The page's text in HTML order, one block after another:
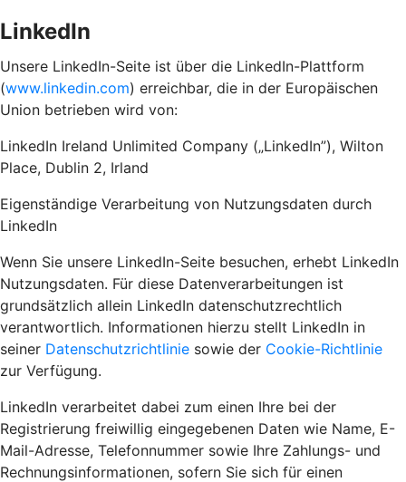
LinkedIn
Unsere LinkedIn-Seite ist über die LinkedIn-Plattform
(www.linkedin.com) erreichbar, die in der Europäischen
Union betrieben wird von:
LinkedIn Ireland Unlimited Company („LinkedIn”), Wilton
Place, Dublin 2, Irland
Eigenständige Verarbeitung von Nutzungsdaten durch
LinkedIn
Wenn Sie unsere LinkedIn-Seite besuchen, erhebt LinkedIn
Nutzungsdaten. Für diese Datenverarbeitungen ist
grundsätzlich allein LinkedIn datenschutzrechtlich
verantwortlich. Informationen hierzu stellt LinkedIn in
seiner Datenschutzrichtlinie sowie der Cookie-Richtlinie
zur Verfügung.
LinkedIn verarbeitet dabei zum einen Ihre bei der
Registrierung freiwillig eingegebenen Daten wie Name, E-
Mail-Adresse, Telefonnummer sowie Ihre Zahlungs- und
Rechnungsinformationen, sofern Sie sich für einen